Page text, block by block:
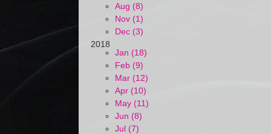
Aug (8)
Nov (1)
Dec (3)
2018
Jan (18)
Feb (9)
Mar (12)
Apr (10)
May (11)
Jun (8)
Jul (7)